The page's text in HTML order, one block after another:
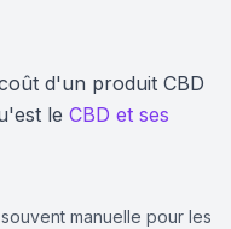
d'un produit CBD
le CBD et ses
manuelle pour les